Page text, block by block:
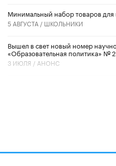
Минимальный набор товаров
5 АВГУСТА / ШКОЛЬНИКИ
Вышел в свет новый номер
«Образовательная политика» №
3 ИЮЛЯ / АНОНС